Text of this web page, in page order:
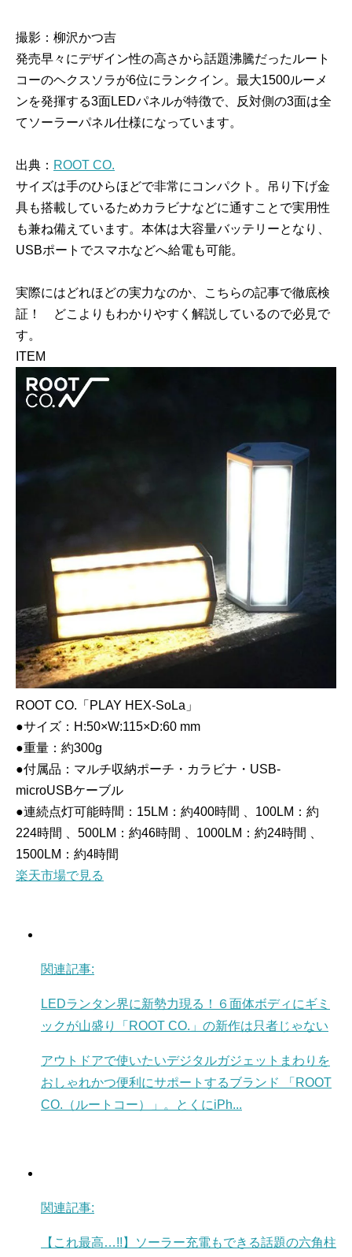
撮影：柳沢かつ吉
発売早々にデザイン性の高さから話題沸騰だったルート
コーのヘクスソラが6位にランクイン。最大1500ルーメ
ンを発揮する3面LEDパネルが特徴で、反対側の3面は全
てソーラーパネル仕様になっています。
出典： ROOT CO.
サイズは手のひらほどで非常にコンパクト。吊り下げ金
具も搭載しているためカラビナなどに通すことで実用性
も兼ね備えています。本体は大容量バッテリーとなり、
USBポートでスマホなどへ給電も可能。
実際にはどれほどの実力なのか、こちらの記事で徹底検
証！ どこよりもわかりやすく解説しているので必見で
す。
ITEM
ROOT CO.「PLAY HEX-SoLa」
●サイズ：H:50×W:115×D:60 mm
●重量：約300g
●付属品：マルチ収納ポーチ・カラビナ・USB-
microUSBケーブル
●連続点灯可能時間：15LM：約400時間 、100LM：約
224時間 、500LM：約46時間 、1000LM：約24時間 、
1500LM：約4時間
楽天市場で見る
関連記事:
LEDランタン界に新勢力現る！６面体ボディにギミ
ックが山盛り「ROOT CO.」の新作は只者じゃない
アウトドアで使いたいデジタルガジェットまわりを
おしゃれかつ便利にサポートするブランド 「ROOT
CO.（ルートコー）」。とくにiPh...
関連記事:
【これ最高…!!】ソーラー充電もできる話題の六角柱